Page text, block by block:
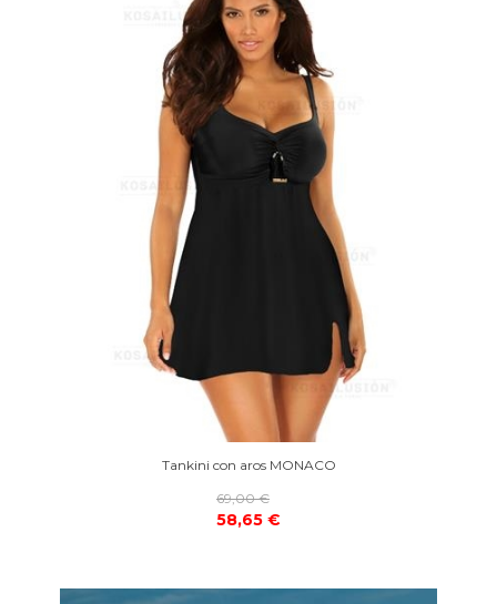
Tankini con aros MONACO
69,00 €
58,65 €